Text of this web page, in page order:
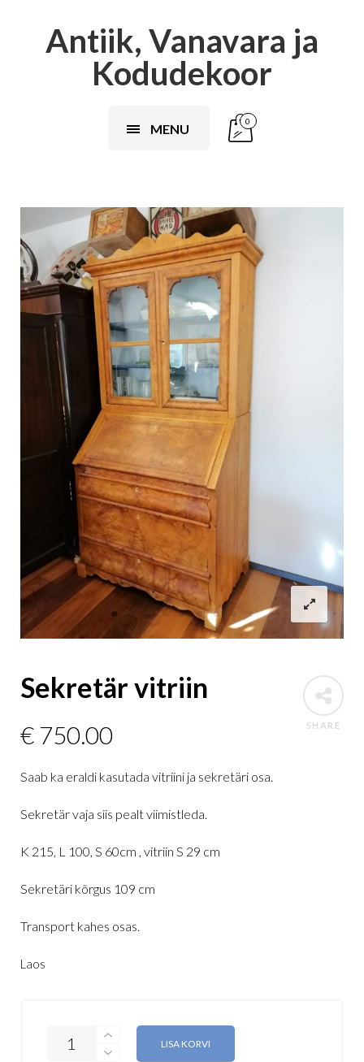
Antiik, Vanavara ja
Kodudekoor
MENU 0
SHARE
Sekretär vitriin
€ 750.00
Saab ka eraldi kasutada vitriini ja sekretäri osa.
Sekretär vaja siis pealt viimistleda.
K 215, L 100, S 60cm , vitriin S 29 cm
Sekretäri kõrgus 109 cm
Transport kahes osas.
Laos
LISA KORVI